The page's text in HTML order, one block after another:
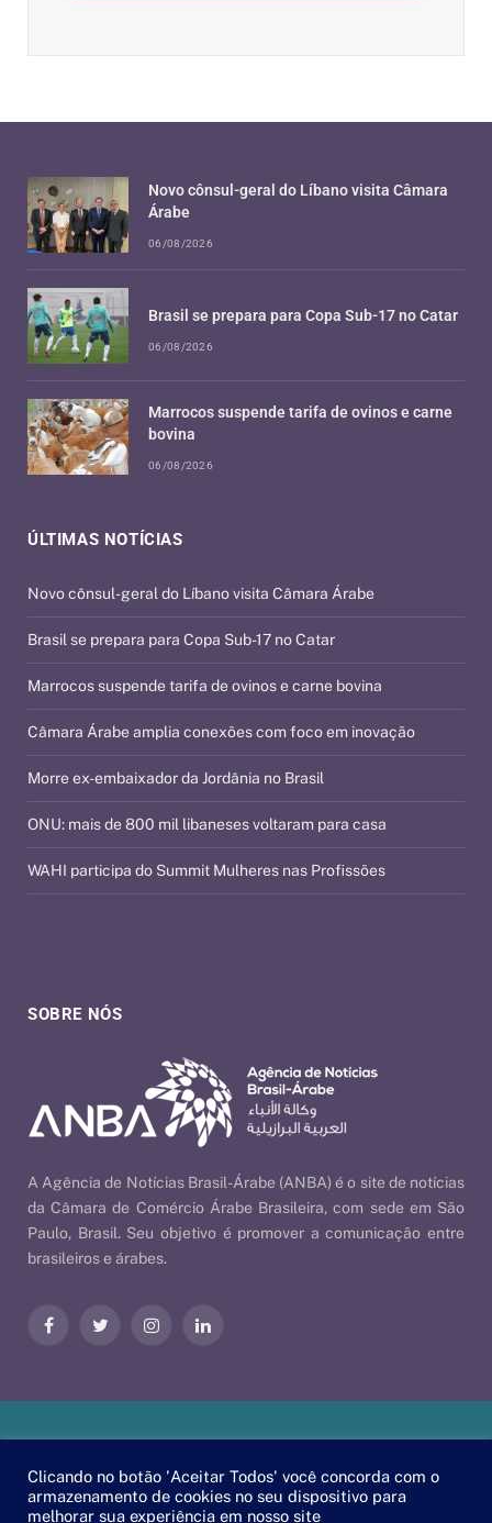
SOBRE NÓS
A Agência de Notícias Brasil-Árabe (ANBA) é o site de notícias
da Câmara de Comércio Árabe Brasileira, com sede em São
Paulo, Brasil. Seu objetivo é promover a comunicação entre
brasileiros e árabes.
FacebookTwitter InstagramLinkedIn
ÚLTIMAS NOTÍCIAS
Novo cônsul-geral do Líbano visita Câmara Árabe
Brasil se prepara para Copa Sub-17 no Catar
Marrocos suspende tarifa de ovinos e carne bovina
Câmara Árabe amplia conexões com foco em inovação
Morre ex-embaixador da Jordânia no Brasil
ONU: mais de 800 mil libaneses voltaram para casa
WAHI participa do Summit Mulheres nas Profissões
Novo cônsul-geral do Líbano visita Câmara
Árabe
06/08/2026
Brasil se prepara para Copa Sub-17 no Catar
06/08/2026
Marrocos suspende tarifa de ovinos e carne
bovina
06/08/2026
Árabe | ByEscaEsco.
Clicando no botão 'Aceitar Todos' você concorda com o
armazenamento de cookies no seu dispositivo para
melhorar sua experiência em nosso site